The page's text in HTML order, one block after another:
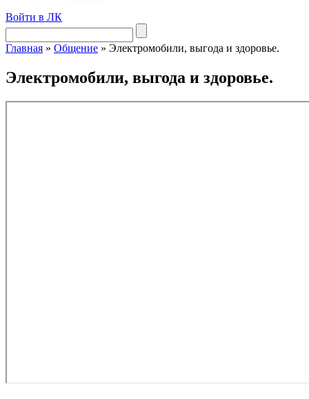
Войти в ЛК
Главная » Общение » Электромобили, выгода и здоровье.
Электромобили, выгода и здоровье.